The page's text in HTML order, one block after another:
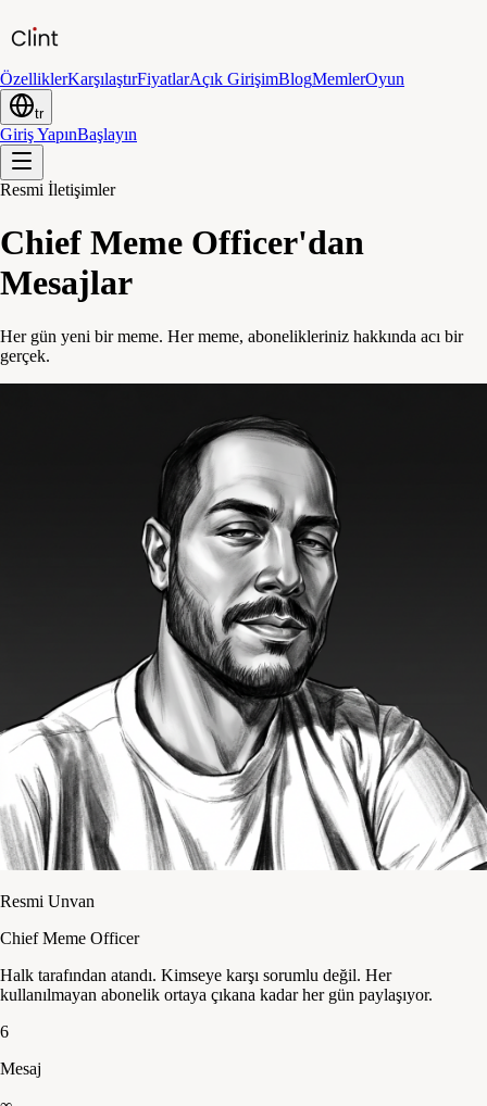
ÖzelliklerKarşılaştırFiyatlarAçık GirişimBlogMemlerOyun
tr
Giriş YapınBaşlayın
Resmi İletişimler
Chief Meme Officer'dan
Mesajlar
Her gün yeni bir meme. Her meme, abonelikleriniz hakkında acı bir
gerçek.
Resmi Unvan
Chief Meme Officer
Halk tarafından atandı. Kimseye karşı sorumlu değil. Her
kullanılmayan abonelik ortaya çıkana kadar her gün paylaşıyor.
6
Mesaj